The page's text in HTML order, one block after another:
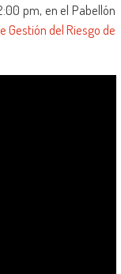
pm, en el Pabellón
Gestión del Riesgo de